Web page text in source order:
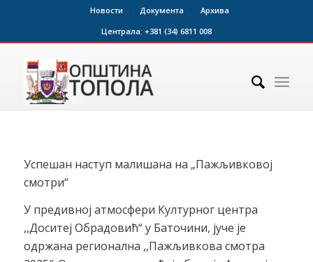
Новости Документа
Архива
Централа: +381 (34) 6811 008
Успешан наступ малишана на „Пажљивковој
смотри“
У предивној атмосфери Културног центра
,,Доситеј Обрадовић“ у Баточини, јуче је
одржана регионална ,,Пажљивкова смотра